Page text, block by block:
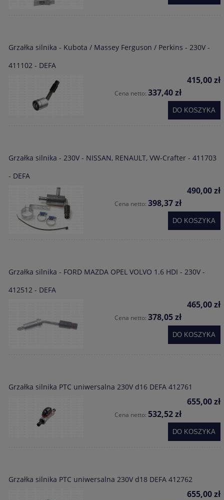
Grzałka silnika - Kubota / Massey Ferguson / Perkins - 230V -
411102 - DEFA
415,00 zł
Cena netto: 337,40 zł
DO KOSZYKA
Grzałka silnika - 230V - NISSAN, RENAULT, VW-Crafter - 411703
- DEFA
490,00 zł
Cena netto: 398,37 zł
DO KOSZYKA
Grzałka silnika - FORD MAZDA OPEL VOLVO 1.6 HDI - 230V -
412512 - DEFA
465,00 zł
Cena netto: 378,05 zł
DO KOSZYKA
Grzałka silnika PTC uniwersalna 230V d16 DEFA 412761
655,00 zł
Cena netto: 532,52 zł
DO KOSZYKA
Grzałka silnika PTC uniwersalna 230V d18 DEFA 412762
655,00 zł